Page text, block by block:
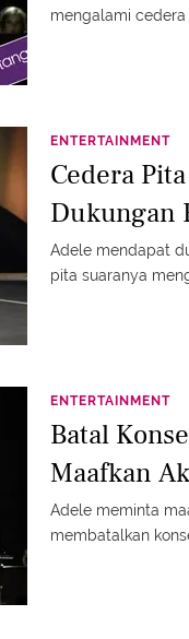
mengalami cedera
ENTERTAINMENT
Cedera
Dukungan
Adele mendapat
pita suaranya
ENTERTAINMENT
Batal
Maafkan
Adele meminta
membatalkan